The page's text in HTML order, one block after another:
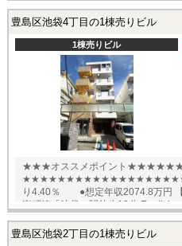
豊島区池袋4丁目の1棟売りビル
1棟売りビル
★★★オススメポイント★★★★★★★★★★★★★ ●
★★★★★★★★★★★★★★★★★★★★★★★★ 【利回
り4.40％ ●想定年収2074.8万円 【交通】 ●山手・埼京・副都心・有
楽町線「池袋」駅徒歩
豊島区池袋2丁目の1棟売りビル